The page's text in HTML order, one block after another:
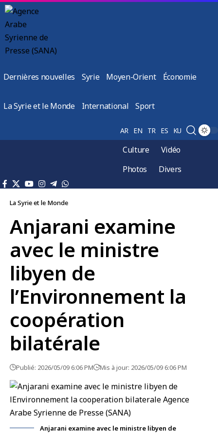
Dernières nouvelles Syrie Moyen-Orient Économie
La Syrie et le Monde International Sport
AR EN TR ES KU
Culture
Vidéo
Photos
Divers
La Syrie et le Monde
Anjarani examine
avec le ministre
libyen de
l’Environnement la
coopération
bilatérale
Publié: 2026/05/09 6:06 PM Mis à jour: 2026/05/09 6:06 PM
Anjarani examine avec le ministre libyen de